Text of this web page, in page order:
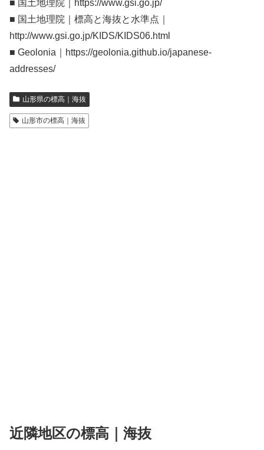
■ 国土地理院｜https://www.gsi.go.jp/
■ 国土地理院｜標高と海抜と水準点｜
http://www.gsi.go.jp/KIDS/KIDS06.html
■ Geolonia｜https://geolonia.github.io/japanese-
addresses/
山形県の標高｜海抜
山形市の標高｜海抜
近隣地区の標高｜海抜